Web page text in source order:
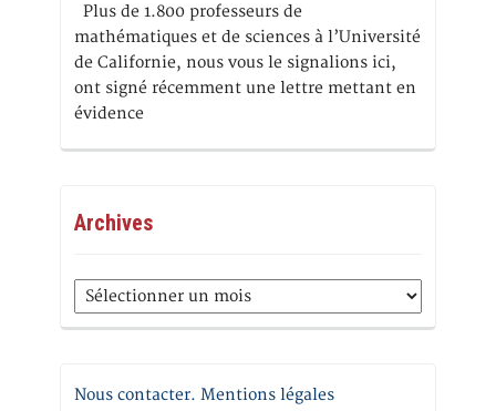
Plus de 1.800 professeurs de
mathématiques et de sciences à l’Université
de Californie, nous vous le signalions ici,
ont signé récemment une lettre mettant en
évidence
Archives
Archives
Nous contacter. Mentions légales